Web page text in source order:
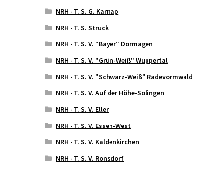
NRH - T. S. G. Karnap
NRH - T. S. Struck
NRH - T. S. V. "Bayer" Dormagen
NRH - T. S. V. "Grün-Weiß" Wuppertal
NRH - T. S. V. "Schwarz-Weiß" Radevormwald
NRH - T. S. V. Auf der Höhe-Solingen
NRH - T. S. V. Eller
NRH - T. S. V. Essen-West
NRH - T. S. V. Kaldenkirchen
NRH - T. S. V. Ronsdorf